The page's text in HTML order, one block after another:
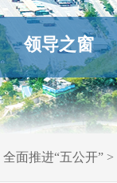
领导之窗
全面推进“五公开” >